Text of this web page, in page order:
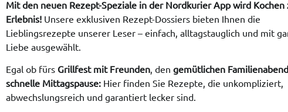
Mit den neuen Rezept-Speziale in der Nordkurier App wird Kochen
Erlebnis! Unsere exklusiven Rezept-Dossiers bieten Ihnen die
Lieblingsrezepte unserer Leser – einfach, alltagstauglich und mit
Liebe ausgewählt.
Egal ob fürs Grillfest mit Freunden, den gemütlichen Familienabend
schnelle Mittagspause: Hier finden Sie Rezepte, die unkompliziert,
abwechslungsreich und garantiert lecker sind.